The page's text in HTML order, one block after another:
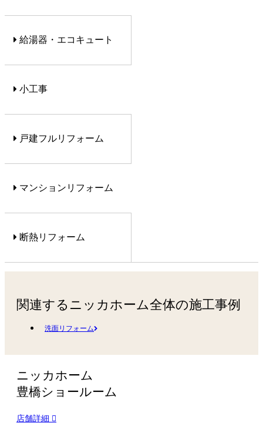
給湯器・エコキュート
小工事
戸建フルリフォーム
マンションリフォーム
断熱リフォーム
関連するニッカホーム全体の施工事例
洗面リフォーム
ニッカホーム
豊橋ショールーム
店舗詳細